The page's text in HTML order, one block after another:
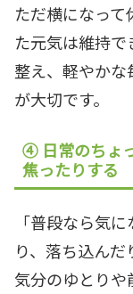
ただ横になっ
た元気は維持
整え、軽やか
が大切です。
④ 日常のちょ
焦ったりする
「普段なら気
り、落ち込んだ
気分のゆとり